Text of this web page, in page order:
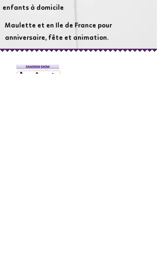
enfants à domicile
Maulette et en Ile de France pour
anniversaire, fête et animation.